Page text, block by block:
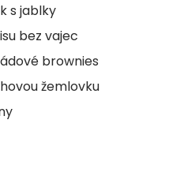
s jablky
bez vajec
brownies
žemlovku